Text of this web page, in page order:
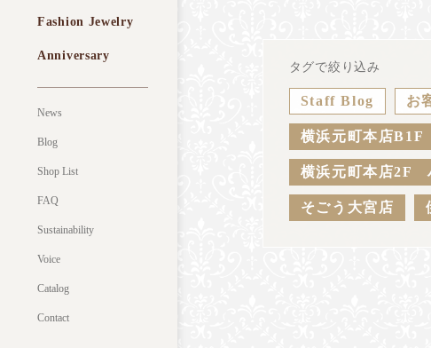
Fashion Jewelry
Anniversary
News
Blog
Shop List
FAQ
Sustainability
Voice
Catalog
Contact
タグで絞り込み
Staff Blog お
横浜元町本店
横浜元町本店2F
そごう大宮店